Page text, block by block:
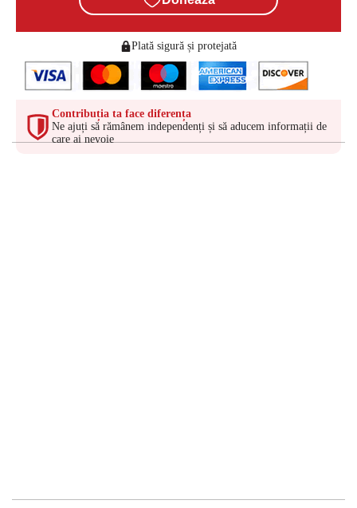
Plată sigură și protejată
Contribuția ta face diferența
Ne ajuți să rămânem independenți și să aducem informații de
care ai nevoie